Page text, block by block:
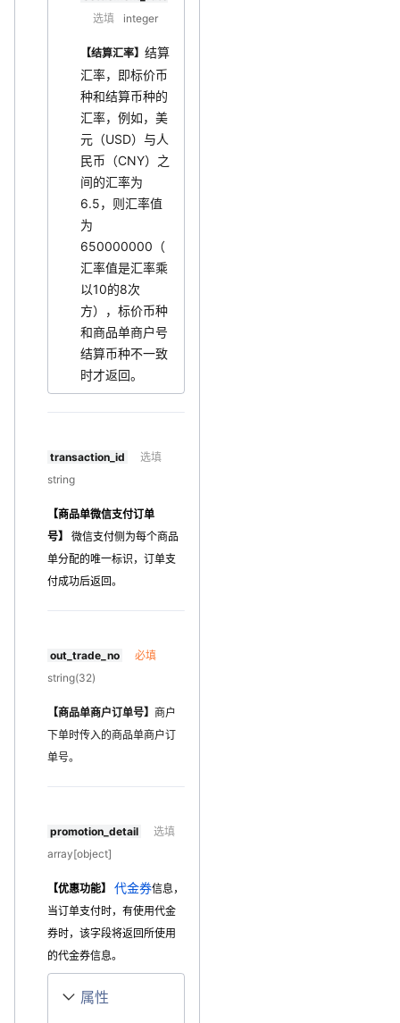
选填
integer
【结算汇率】 结算
汇率，即标价币
种和结算币种的
汇率，例如，美
元（USD）与人
民币（CNY）之
间的汇率为
6.5，则汇率值
为
650000000（
汇率值是汇率乘
以10的8次
方），标价币种
和商品单商户号
结算币种不一致
时才返回。
transaction_id
选填
string
【商品单微信支付订单
号】
微信支付侧为每个商品
单分配的唯一标识 ，订单支
付成功后返回。
out_trade_no
必填
string(32)
【商品单商户订单号】 商户
下单时传入的商品单商户订
单号。
promotion_detail
选填
array[object]
【优惠功能】 代金券信息，
当订单支付时，有使用代金
券时，该字段将返回所使用
的代金券信息。
属性